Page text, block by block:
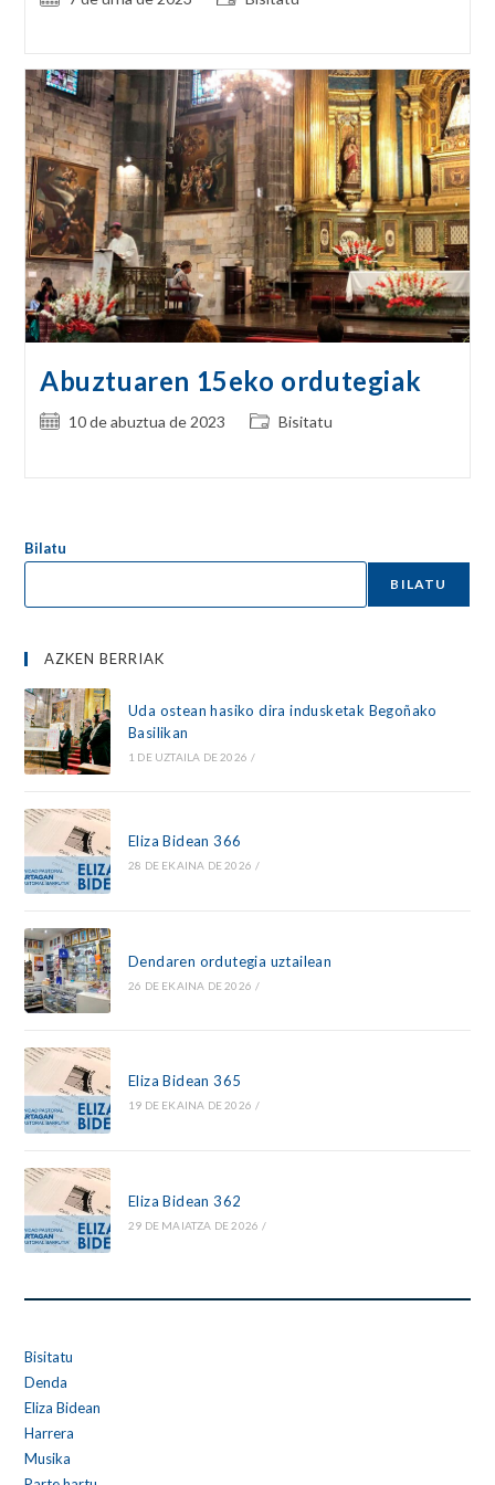
Abuztuaren 15eko ordutegiak
Post10 de abuztua de 2023
PostBisitatu
Bilatu
BILATU
AZKEN BERRIAK
Uda ostean hasiko dira indusketak Begoñako
Basilikan
1 DE UZTAILA DE 2026 /
Eliza Bidean 366
28 DE EKAINA DE 2026 /
Dendaren ordutegia uztailean
26 DE EKAINA DE 2026 /
Eliza Bidean 365
19 DE EKAINA DE 2026 /
Eliza Bidean 362
29 DE MAIATZA DE 2026 /
Bisitatu
Denda
Eliza Bidean
Harrera
Musika